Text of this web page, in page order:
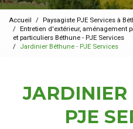
Accueil
Paysagiste PJE Services à
Entretien d'extérieur, aménagement
et particuliers Béthune - PJE Services
Jardinier Béthune - PJE Services
PJE